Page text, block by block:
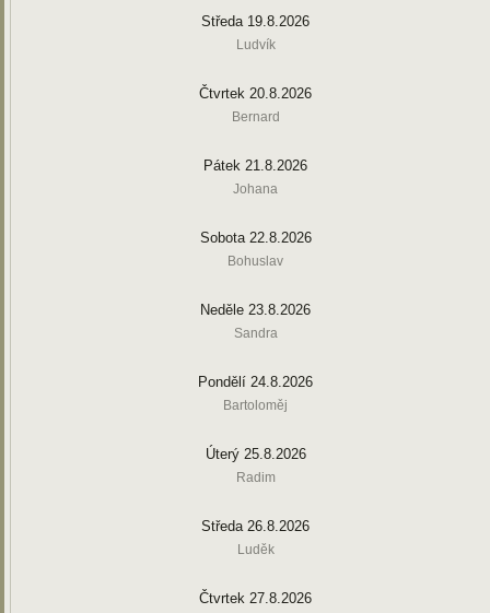
Středa 19.8.2026
Ludvík
Čtvrtek 20.8.2026
Bernard
Pátek 21.8.2026
Johana
Sobota 22.8.2026
Bohuslav
Neděle 23.8.2026
Sandra
Pondělí 24.8.2026
Bartoloměj
Úterý 25.8.2026
Radim
Středa 26.8.2026
Luděk
Čtvrtek 27.8.2026